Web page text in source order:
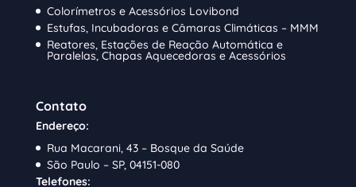
Colorímetros e Acessórios Lovibond
Estufas, Incubadoras e Câmaras Climáticas – MMM
Reatores, Estações de Reação Automática e
Paralelas, Chapas Aquecedoras e Acessórios
Contato
Endereço:
Rua Macarani, 43 – Bosque da Saúde
São Paulo – SP, 04151-080
Telefones: